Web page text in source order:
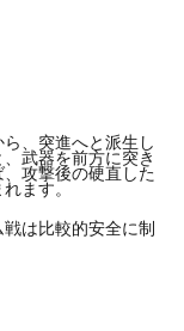
、突進へと派生し
武器を前方に突き
攻撃後の硬直した
ます。
は比較的安全に制